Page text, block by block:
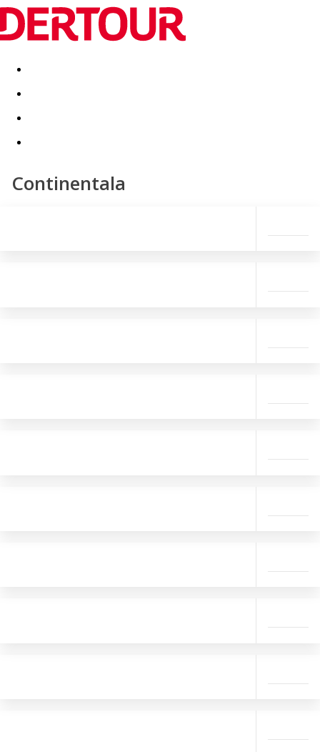
Destinatii Vacanta perfecta OFERTE DE NERATAT
Continentala